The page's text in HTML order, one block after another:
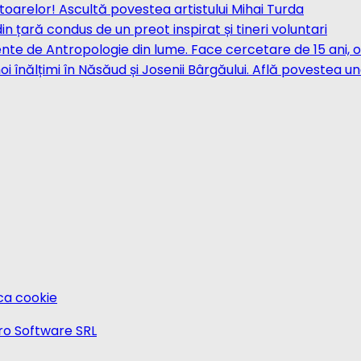
Ascultă povestea artistului Mihai Turda
țară condus de un preot inspirat și tineri voluntari
de Antropologie din lume. Face cercetare de 15
înălțimi în Năsăud și Josenii Bârgăului. Află
cookie
Software SRL